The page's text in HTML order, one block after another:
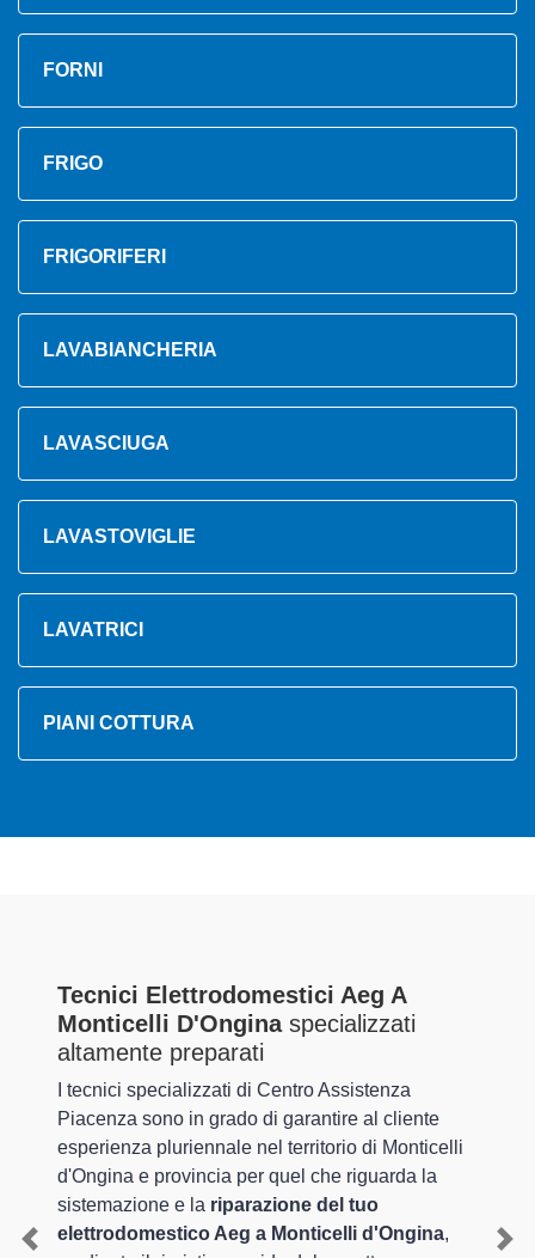
FORNI
FRIGO
FRIGORIFERI
LAVABIANCHERIA
LAVASCIUGA
LAVASTOVIGLIE
LAVATRICI
PIANI COTTURA
Tecnici Elettrodomestici Aeg A
Monticelli D'Onginaspecializzati
altamente preparati
I tecnici specializzati di Centro Assistenza
Piacenza sono in grado di garantire al cliente
esperienza pluriennale nel territorio di Monticelli
d'Ongina e provincia per quel che riguarda la
sistemazione e la riparazione del tuo
elettrodomestico Aeg a Monticelli d'Ongina,
Previous